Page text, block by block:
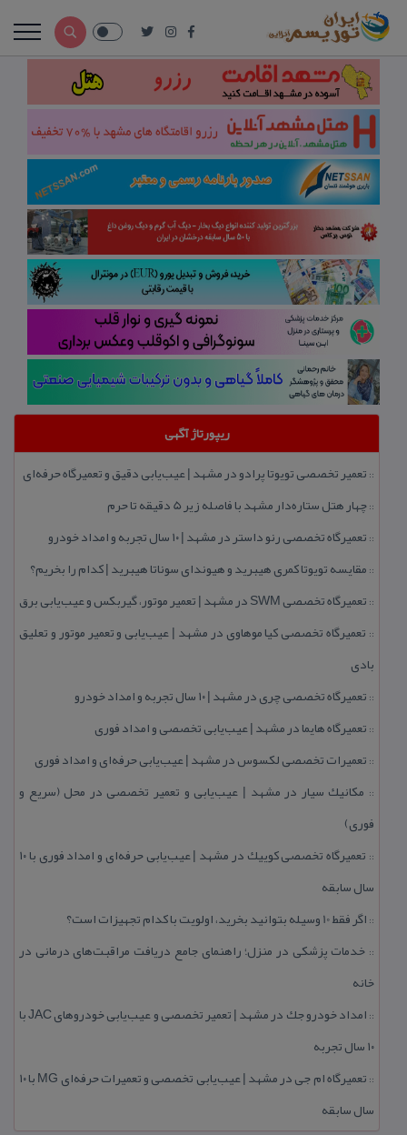
ریپورتاژ آگهی
:: تعمیر تخصصی تویوتا پرادو در مشهد | عیب‌یابی دقیق و تعمیرگاه حرفه‌ای
::چهار هتل‌ ستاره‌دار مشهد با فاصله زیر 5 دقیقه تا حرم
:: تعمیرگاه تخصصی رنو داستر در مشهد | ۱۰ سال تجربه و امداد خودرو
:: مقایسه تویوتا كمری هیبرید و هیوندای سوناتا هیبرید | كدام را بخریم؟
:: تعمیرگاه تخصصی SWM در مشهد | تعمیر موتور، گیربكس و عیب‌یابی برق
:: تعمیرگاه تخصصی كیا موهاوی در مشهد | عیب‌یابی و تعمیر موتور و تعلیق
بادی
:: تعمیرگاه تخصصی چری در مشهد | ۱۰ سال تجربه و امداد خودرو
:: تعمیرگاه هایما در مشهد | عیب‌یابی تخصصی و امداد فوری
:: تعمیرات تخصصی لكسوس در مشهد | عیب‌یابی حرفه‌ای و امداد فوری
:: مكانیك سیار در مشهد | عیب‌یابی و تعمیر تخصصی در محل (سریع و
فوری)
::
تعمیرگاه تخصصی كوییك در مشهد | عیب‌یابی حرفه‌ای و امداد فوری با ۱۰
سال سابقه
:: اگر فقط 10 وسیله بتوانید بخرید، اولویت با كدام تجهیزات است؟
:: خدمات پزشكی در منزل؛ راهنمای جامع دریافت مراقبت‌های درمانی در
خانه
::
امداد خودرو جك در مشهد | تعمیر تخصصی و عیب‌یابی خودروهای JAC با
۱۰ سال تجربه
::
تعمیرگاه ام جی در مشهد | عیب‌یابی تخصصی و تعمیرات حرفه‌ای MG با ۱۰
سال سابقه